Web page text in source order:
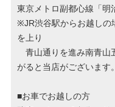
東京メトロ副都心線「明
※JR渋谷駅からお越しの
を上り
青山通りを進み南青山
がると当店がございます。
■お車でお越しの方